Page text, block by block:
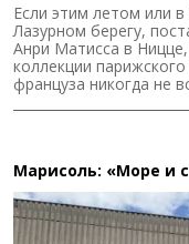
Если этим летом или
Лазурном берегу,
Анри Матисса в
коллекции
француза никогда не
Марисоль: «Море и